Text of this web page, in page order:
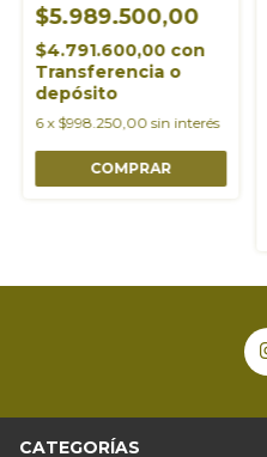
$5.989.500,00
$4.791.600,00 con
Transferencia o
depósito
6 x $998.250,00 sin interés
CATEGORÍAS